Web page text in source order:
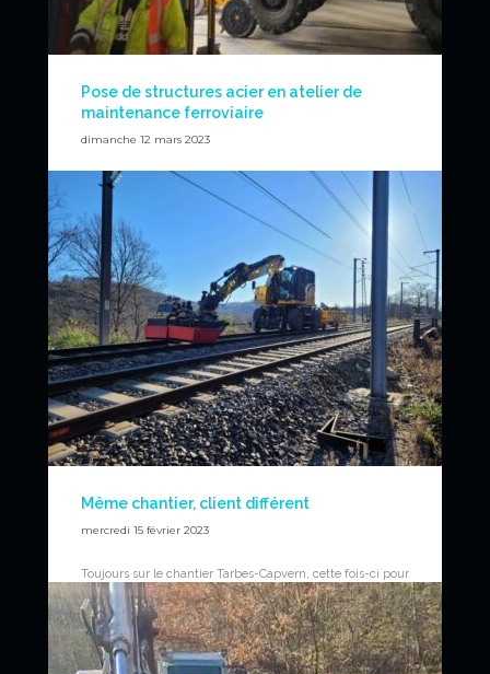
Pose de structures acier en atelier de
maintenance ferroviaire
dimanche 12 mars 2023
Chantier extraordinaire de levage de poutres en acier
pour renforcer la structure d’un bâtiment SNCF à l’atelier
de maintenance de Joncherolles.
Levage de poutres de 6 tonnes à 9 mètres de hauteur
grâce à deux pelles rail-route et aux bras de
manutention.
News
Même chantier, client différent
mercredi 15 février 2023
Toujours sur le chantier Tarbes-Capvern, cette fois-ci pour
Routières des Pyrénnées (Eurovia) pour des travaux de
voie. Pelle rail-route CAT M323F et remorque ferroviaire
UNAC FT425 pour optimiser la logistique chantier,
notamment pour le ballast.